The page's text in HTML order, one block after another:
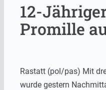
12-
Promille
Rastatt (pol/pas) Mit
wurde gestern